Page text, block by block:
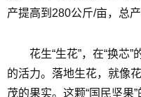
产提高到280公斤/亩，总
花生“生花”，在“换芯”
的活力。落地生花，就像
茂的果实。这颗“国民坚果